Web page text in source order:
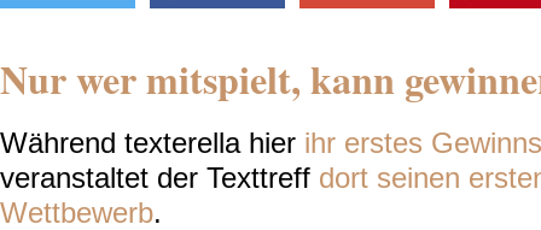
Nur wer mitspielt, kann
Während texterella hier ihr erstes
veranstaltet der Texttreff dort seinen
Wettbewerb.